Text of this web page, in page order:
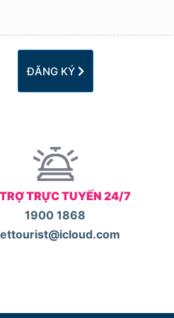
ĐĂNG KÝ
TRỰC TUYẾN 24/7
1900 1868